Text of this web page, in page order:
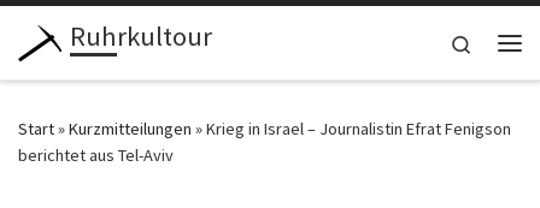
Zum Inhalt springen
Ruhrkultour
Search
Start»Kurzmitteilungen »Krieg in Israel – Journalistin Efrat Fenigson
berichtet aus Tel-Aviv